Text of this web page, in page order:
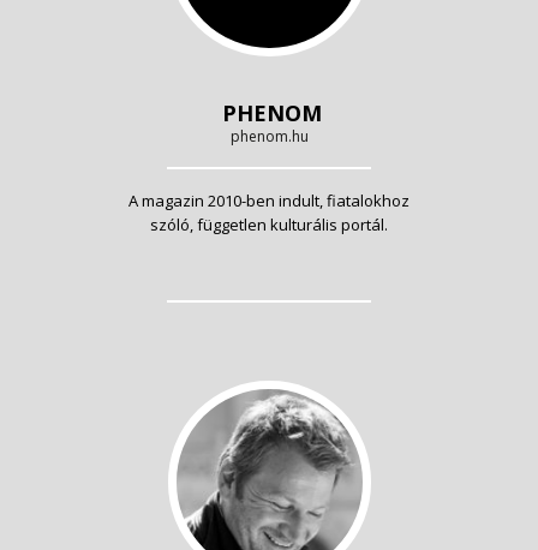
PHENOM
phenom.hu
A magazin 2010-ben indult, fiatalokhoz
szóló, független kulturális portál.